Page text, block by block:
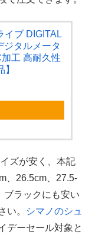
イブ DIGITAL
ジタルメータ
工 高耐久性
】
ズが安く、本記
、26.5cm、27.5-
ブラックにも安い
い。
シマノのシュ
デーセール対象と